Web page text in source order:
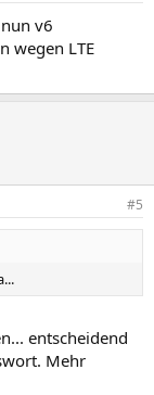
v6
wegen LTE
#5
entscheidend
Mehr